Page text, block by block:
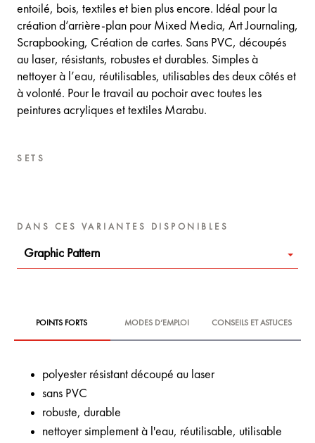
entoilé, bois, textiles et bien plus encore. Idéal pour la
création d‘arrière-plan pour Mixed Media, Art Journaling,
Scrapbooking, Création de cartes. Sans PVC, découpés
au laser, résistants, robustes et durables. Simples à
nettoyer à l’eau, réutilisables, utilisables des deux côtés et
à volonté. Pour le travail au pochoir avec toutes les
peintures acryliques et textiles Marabu.
SETS
DANS CES VARIANTES DISPONIBLES
Graphic Pattern
POINTS FORTS MODES D‘EMPLOI CONSEILS ET ASTUCES
polyester résistant découpé au laser
sans PVC
robuste, durable
nettoyer simplement à l'eau, réutilisable, utilisable